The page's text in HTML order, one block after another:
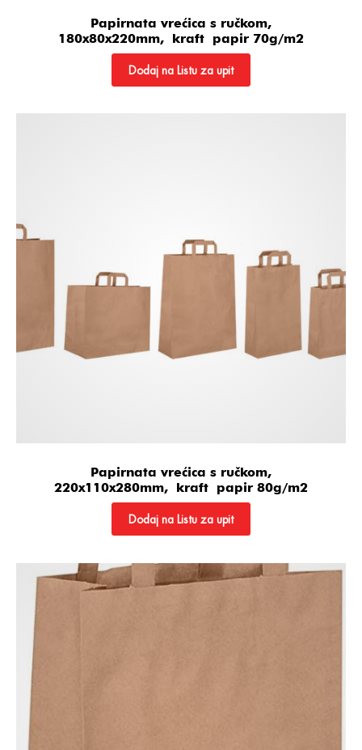
Papirnata vrećica s ručkom,
180x80x220mm, kraft papir 70g/m2
Dodaj na Listu za upit
Papirnata vrećica s ručkom,
220x110x280mm, kraft papir 80g/m2
Dodaj na Listu za upit